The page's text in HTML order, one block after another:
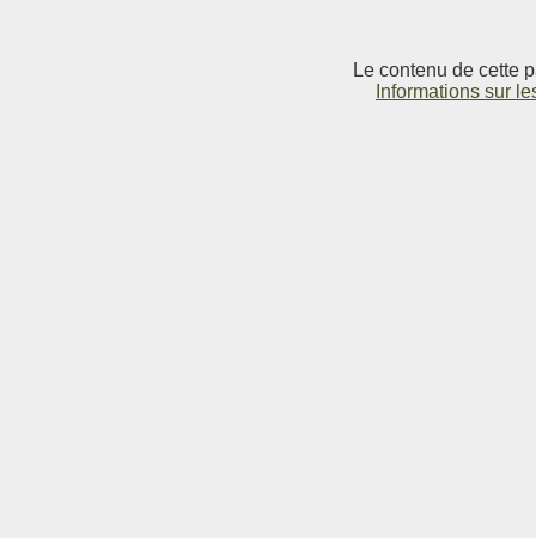
Le contenu de cette
Informations sur